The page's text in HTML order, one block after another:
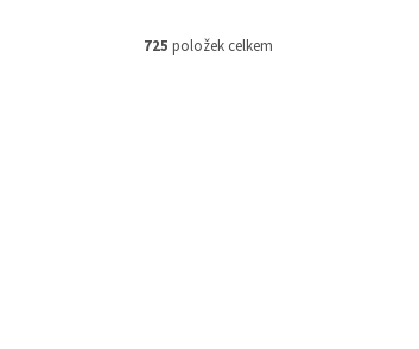
725 položek celkem